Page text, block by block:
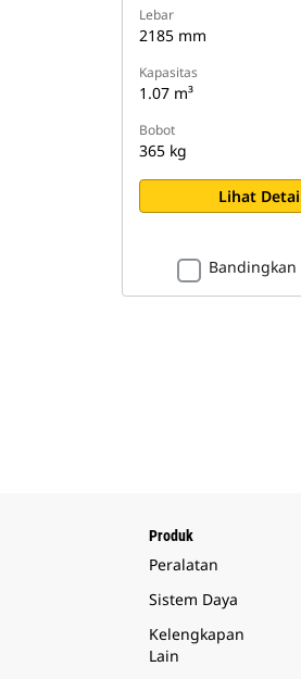
Lebar
2185 mm
Kapasitas
1.07 m³
Bobot
365 kg
Lihat
Bandingkan
Produk
Peralatan
Sistem Daya
Kelengkapan
Lain